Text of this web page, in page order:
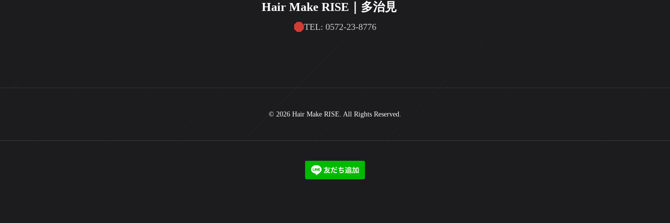
Hair Make RISE｜多治見
TEL: 0572-23-8776
© 2026 Hair Make RISE. All Rights Reserved.